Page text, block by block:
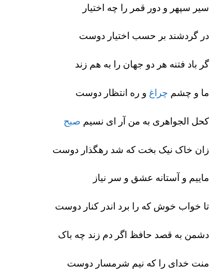
سیر سپهر و دور قمر را چه اختیار
در گردشند بر حسب اختیار دوست
گر باد فتنه هر دو جهان را به هم زند
ما و چشم چراغ و ره انتظار دوست
کحل الجواهری به من آر ای نسیم صبح
زان خاک نیک بخت که شد رهگذار دوست
ماییم و آستانه عشق و سر نیاز
تا خواب خوش که را برد اندر کنار دوست
دشمن به قصد حافظ اگر دم زند چه باک
منت خدای را که نیم شرمسار دوست